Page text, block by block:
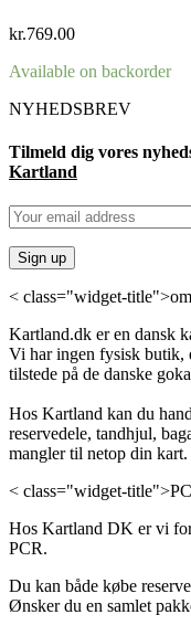
kr.769.00
Available on backorder
NYHEDSBREV
Tilmeld dig vores
Kartland
< class="widget-
Kartland.dk er en dansk
Vi har ingen fysisk
tilstede på de danske
Hos Kartland kan du
reservedele, tandhjul,
mangler til netop din kart.
< class="widget-
Hos Kartland DK er vi
PCR.
Du kan både købe
Ønsker du en samlet